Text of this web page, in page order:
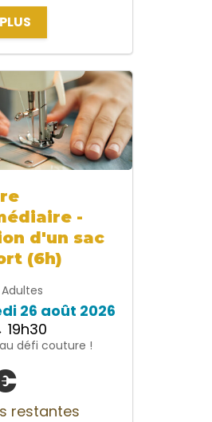
-
d'un sac
(6h)
Adultes
26 août 2026
19h30
défi couture !
restantes